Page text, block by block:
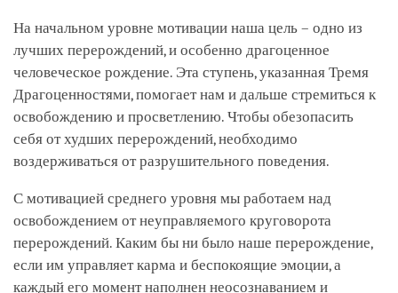
На начальном уровне мотивации наша цель – одно из
лучших перерождений, и особенно драгоценное
человеческое рождение. Эта ступень, указанная Тремя
Драгоценностями, помогает нам и дальше стремиться к
освобождению и просветлению. Чтобы обезопасить
себя от худших перерождений, необходимо
воздерживаться от разрушительного поведения.
С мотивацией среднего уровня мы работаем над
освобождением от неуправляемого круговорота
перерождений. Каким бы ни было наше перерождение,
если им управляет карма и беспокоящие эмоции, а
каждый его момент наполнен неосознаванием и